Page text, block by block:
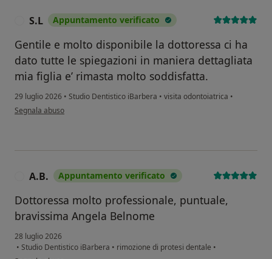
S.L Appuntamento verificato
Gentile e molto disponibile la dottoressa ci ha
dato tutte le spiegazioni in maniera dettagliata
mia figlia e’ rimasta molto soddisfatta.
29 luglio 2026 • Studio Dentistico iBarbera • visita odontoiatrica •
secondo l'opinione dell'utente S.L
Segnala abuso
A.B. Appuntamento verificato
Dottoressa molto professionale, puntuale,
bravissima Angela Belnome
28 luglio 2026
• Studio Dentistico iBarbera • rimozione di protesi dentale •